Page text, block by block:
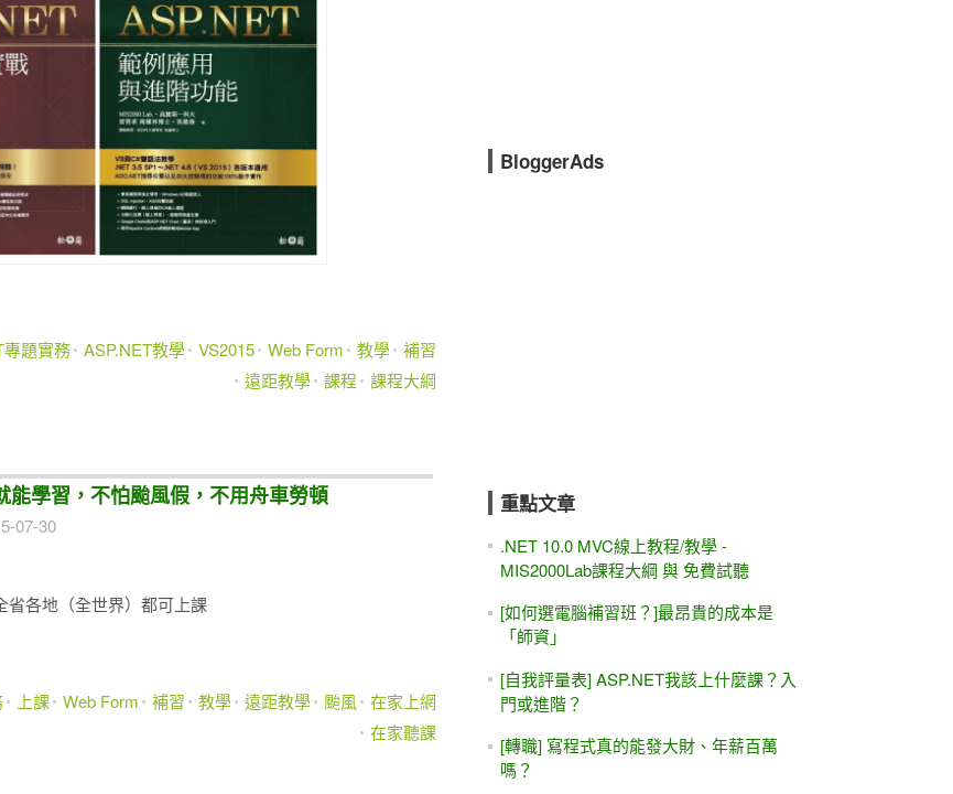
專題實務 ASP.NET教學 VS2015 Web Form 教學 補習
遠距教學 課程 課程大綱
學習，不怕颱風假，不用舟車勞頓
07-30
省各地（全世界）都可上課
上課 Web Form 補習 教學 遠距教學 颱風 在家上網
在家聽課
BloggerAds
重點文章
.NET 10.0 MVC線上教程/教學 -
MIS2000Lab課程大綱 與 免費試聽
[如何選電腦補習班？]最昂貴的成本是
「師資」
[自我評量表] ASP.NET我該上什麼課？入
門或進階？
[轉職] 寫程式真的能發大財、年薪百萬
嗎？